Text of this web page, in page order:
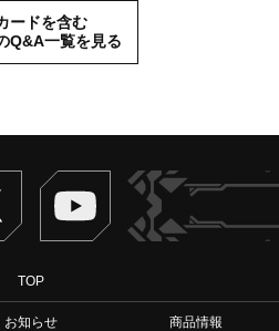
ードを含む
Q&A一覧を見る
Twitter ヴァンガードch
TOP
お知らせ
商品情報